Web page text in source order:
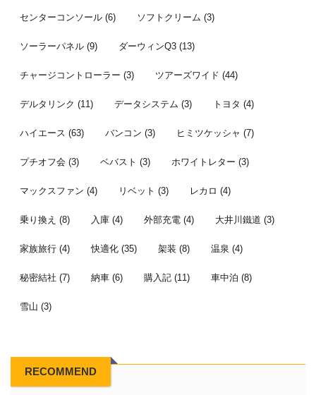
センターコンソール (6) ソフトクリーム (3)
ソーラーパネル (9) ダーウィンQ3 (13)
チャージコントローラー (3) ツアーズワイド (44)
デルタリンク (11) データシステム (3) トヨタ (4)
ハイエース (63) バンコン (3) ヒミツケッシャ (7)
プチオフ会 (3) ベバスト (3) ホワイトレター (3)
マックスファン (4) リベット (3) レカロ (4)
乗り換え (8) 入庫 (4) 外部充電 (4) 大井川鐵道 (3)
家族旅行 (4) 快適化 (35) 架装 (8) 温泉 (4)
秘密結社 (7) 納車 (6) 購入記 (11) 車中泊 (8)
雪山 (3)
RECOMMEND